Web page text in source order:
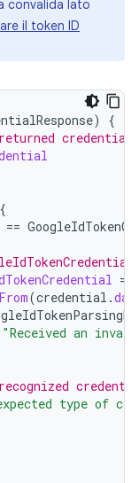
convalida lato
il token ID
)
{
credential.
{
==
=
(credential .
"Received an
type of